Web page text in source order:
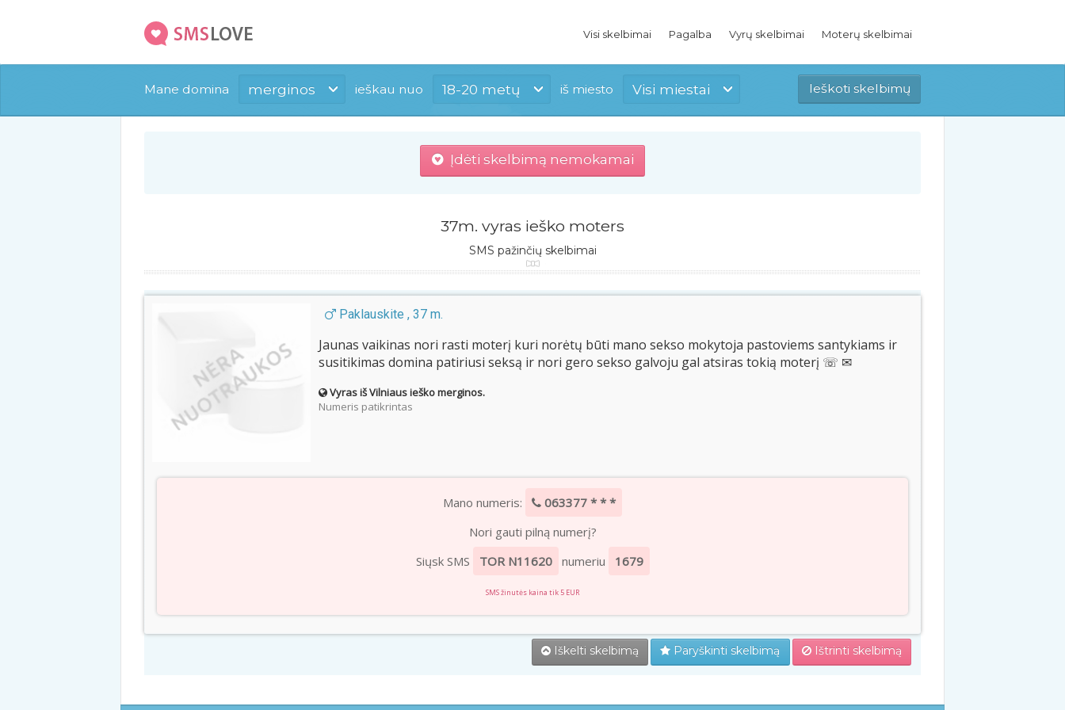
Visi skelbimai Pagalba Vyrų skelbimai Moterų skelbimai
Mane domina merginos ieškau nuo 18-20 metų iš miesto Visi miestai
Įdėti skelbimą nemokamai
37m. vyras ieško moters
SMS pažinčių skelbimai
Paklauskite , 37 m.
Jaunas vaikinas nori rasti moterį kuri norėtų būti mano sekso mokytoja pastoviems santykiams ir
susitikimas domina patiriusi seksą ir nori gero sekso galvoju gal atsiras tokią moterį ☏ ✉
Vyras iš Vilniaus ieško merginos.
Numeris patikrintas
Mano numeris:
063377 * * *
Nori gauti pilną numerį?
Siųsk SMS
TOR N11620 numeriu 1679
SMS žinutės kaina tik 5 EUR
Iškelti skelbimą Paryškinti skelbimą Ištrinti skelbimą